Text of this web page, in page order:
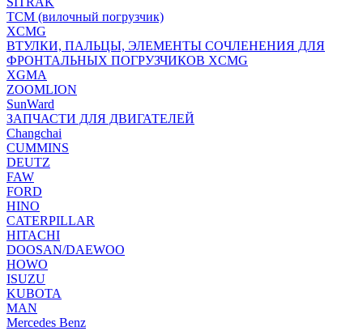
TCM (вилочный погрузчик)
XCMG
ВТУЛКИ, ПАЛЬЦЫ, ЭЛЕМЕНТЫ СОЧЛЕНЕНИЯ ДЛЯ
ФРОНТАЛЬНЫХ ПОГРУЗЧИКОВ XCMG
XGMA
ZOOMLION
SunWard
ЗАПЧАСТИ ДЛЯ ДВИГАТЕЛЕЙ
Changchai
CUMMINS
DEUTZ
FAW
FORD
HINO
CATERPILLAR
HITACHI
DOOSAN/DAEWOO
HOWO
ISUZU
KUBOTA
MAN
Mercedes Benz